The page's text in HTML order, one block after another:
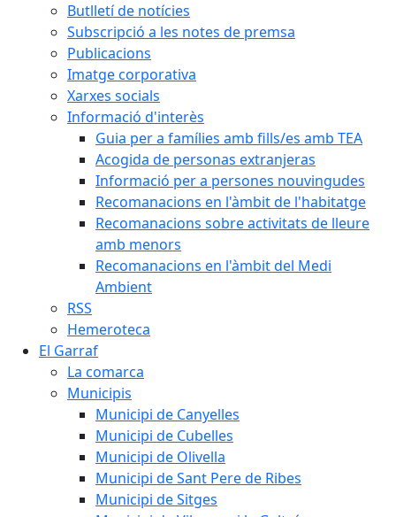
Butlletí de notícies
Subscripció a les notes de premsa
Publicacions
Imatge corporativa
Xarxes socials
Informació d'interès
Guia per a famílies amb fills/es amb TEA
Acogida de personas extranjeras
Informació per a persones nouvingudes
Recomanacions en l'àmbit de l'habitatge
Recomanacions sobre activitats de lleure
amb menors
Recomanacions en l'àmbit del Medi
Ambient
RSS
Hemeroteca
El Garraf
La comarca
Municipis
Municipi de Canyelles
Municipi de Cubelles
Municipi de Olivella
Municipi de Sant Pere de Ribes
Municipi de Sitges